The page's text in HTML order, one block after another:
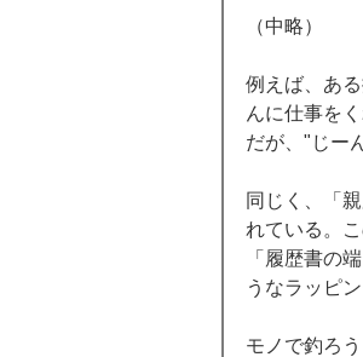
（中略）
例えば、あ
んに仕事を
だが、"じー
同じく、「
れている。
「履歴書の
うなラッピ
モノで釣ろ